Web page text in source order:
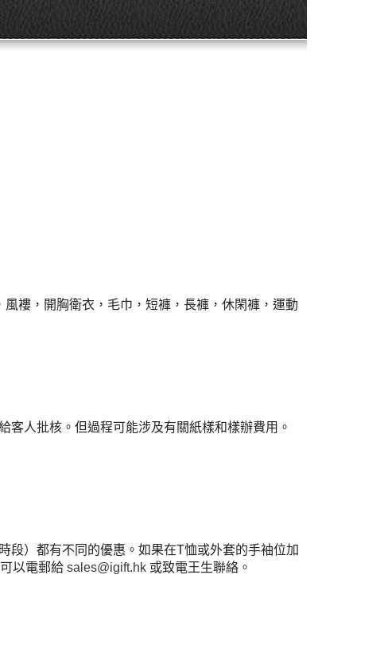
褸，開胸衛衣，毛巾，短褲，長褲，休閑褲，運動
人批核。但過程可能涉及有關紙樣和樣辦費用。
段）都有不同的優惠。如果在T恤或外套的手袖位加
以電郵給 sales@igift.hk 或致電王生聯絡。